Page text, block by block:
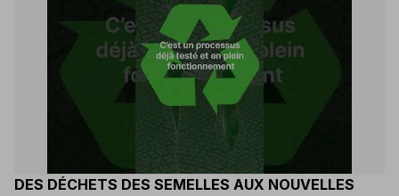
DES DÉCHETS DES SEMELLES AUX NOUVELLES